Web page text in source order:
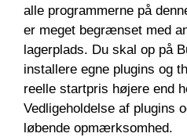
alle programmerne på
er meget begrænset med
lagerplads. Du skal op på
installere egne plugins og
reelle startpris højere end
Vedligeholdelse af plugins
løbende opmærksomhed.